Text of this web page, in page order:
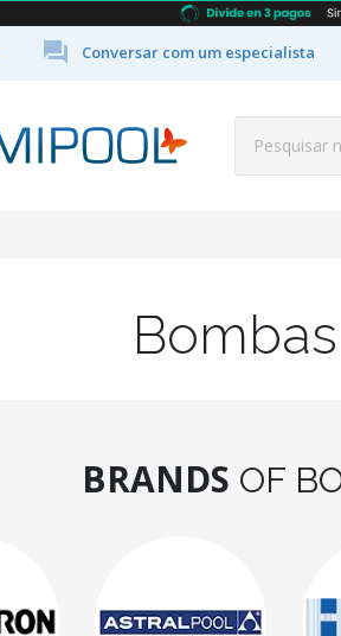
 Conversar com um especialista
BRANDS OF